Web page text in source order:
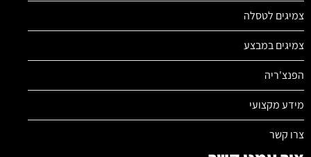
צמיגים לטסלה
צמיגים במבצע
הפנצ'ריה
מידע מקצועי
צרו קשר